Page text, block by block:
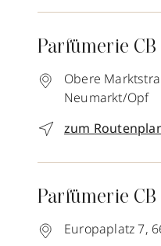
Parfümerie CB
Obere
Neumarkt/Opf
zum
Parfümerie CB
Europaplatz 7,